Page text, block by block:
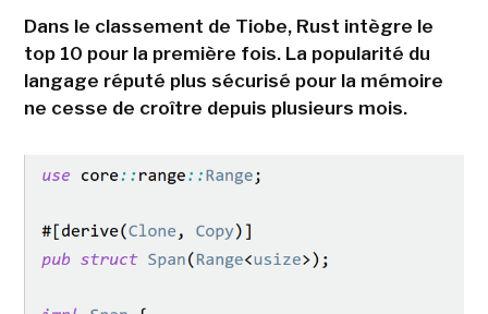
Dans le classement de Tiobe, Rust intègre le
top 10 pour la première fois. La popularité du
langage réputé plus sécurisé pour la mémoire
ne cesse de croître depuis plusieurs mois.